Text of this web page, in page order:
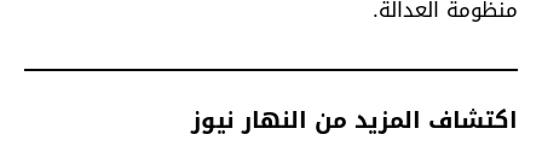
منظومة العدالة.
اكتشاف المزيد من النهار نيوز